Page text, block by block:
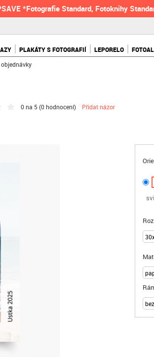
*Fotografie Standard, Fotoknihy
PLAKÁTY S FOTOGRAFIÍ LEPORELO
objednávky
0 na 5 (0 hodnocení) Přidat názor